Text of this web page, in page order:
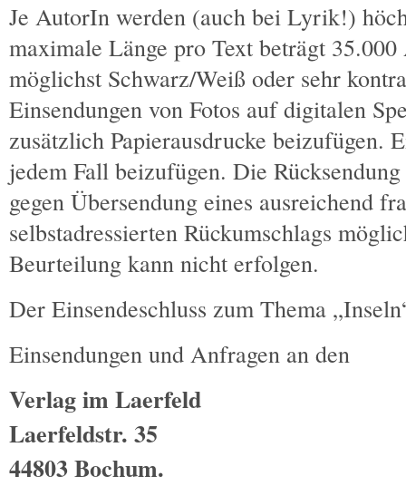
Je AutorIn werden (auch bei Lyrik!)
maximale Länge pro Text beträgt
möglichst Schwarz/Weiß oder sehr
Einsendungen von Fotos auf digitalen
zusätzlich Papierausdrucke beizufügen.
jedem Fall beizufügen. Die
gegen Übersendung eines ausreichend
selbstadressierten Rückumschlags
Beurteilung kann nicht erfolgen.
Der Einsendeschluss zum Thema
Einsendungen und Anfragen an den
Verlag im Laerfeld
Laerfeldstr. 35
44803 Bochum.